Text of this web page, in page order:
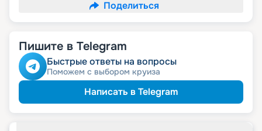
Поделиться
Пишите в Telegram
Быстрые ответы на вопросы
Поможем с выбором круиза
Написать в Telegram